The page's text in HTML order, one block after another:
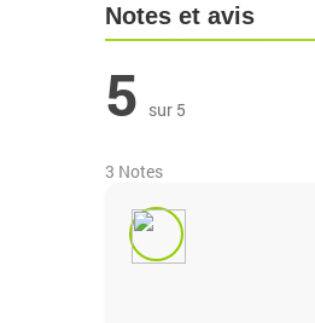
Notes et avis
5 sur 5
3 Notes